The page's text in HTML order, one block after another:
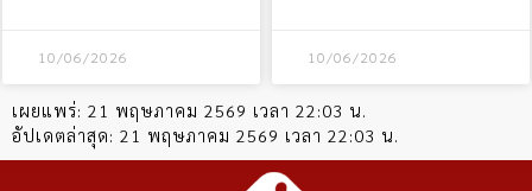
10/06/2026 10/06/2026
เผยแพร่: 21 พฤษภาคม 2569 เวลา 22:03 น.
อัปเดตล่าสุด: 21 พฤษภาคม 2569 เวลา 22:03 น.